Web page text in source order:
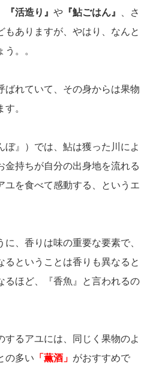
『活造り』 や 『鮎ごはん』
、さ
もありますが、やはり、なんと
う。。
ばれていて、その身からは果物
。
ぼ』）では、鮎は獲った川によ
金持ちが自分の出身地を流れる
ユを食べて感動する、というエ
、香りは味の重要な要素で、
るということは香りも異なると
るほど、『香魚』と言われるの
するアユには、同じく果物のよ
の多い 「薫酒」 がおすすめで